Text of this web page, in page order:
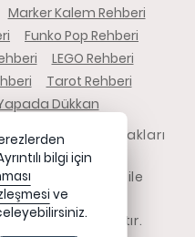
Marker Kalem Rehberi
Funko Pop Rehberi
LEGO Rehberi
Tarot Rehberi
Dükkan
- Tüm hakları
SSL sertifikası ile
ile hazırlanmıştır.
bilgi için
ve